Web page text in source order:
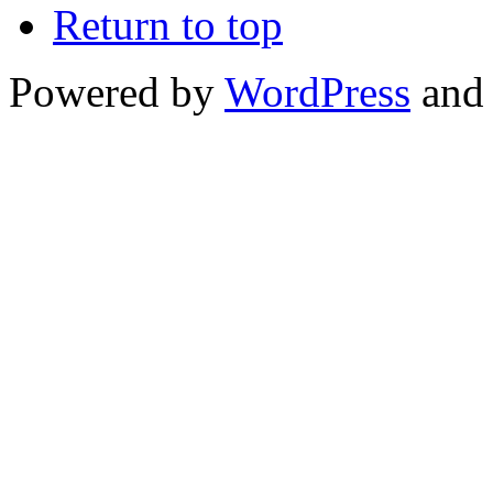
Return to top
Powered by WordPress